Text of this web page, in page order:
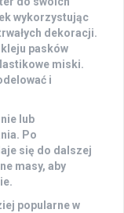
wykorzystując
dekoracji.
pasków
miski.
i
lub
Po
się do dalszej
masy, aby
popularne w